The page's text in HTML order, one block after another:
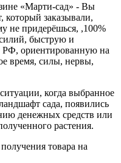
«Марти-сад» - Вы
который заказывали,
не придерёшься, ,100%
быструю и
РФ, ориентированную на
время, силы, нервы,
когда выбранное
сада, появились
денежных средств или
растения.
товара на